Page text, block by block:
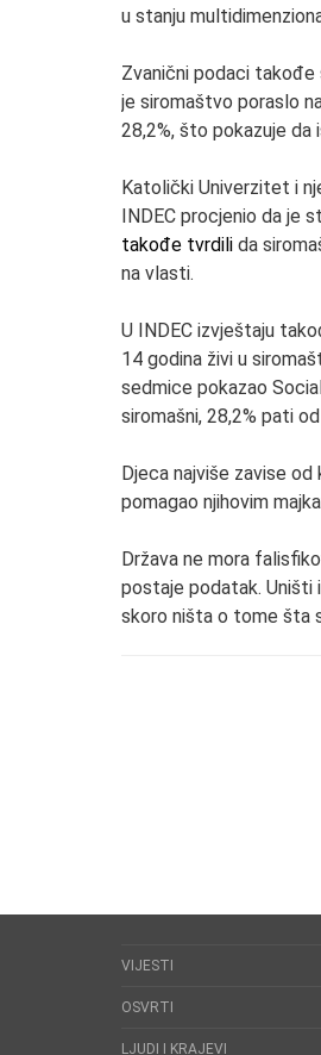
u stanju
Zvanični podaci
je siromaštvo poraslo
28,2%, što pokazuje
Katolički Univerzitet i
INDEC procjenio da je
takođe tvrdili da
na vlasti.
U INDEC izvještaju
14 godina živi u
sedmice pokazao
siromašni, 28,2% pati
Djeca najviše zavise
pomagao njihovim
Država ne mora
postaje podatak. Uništi
skoro ništa o tome šta
VIJESTI
OSVRTI
LJUDI I KRAJEVI